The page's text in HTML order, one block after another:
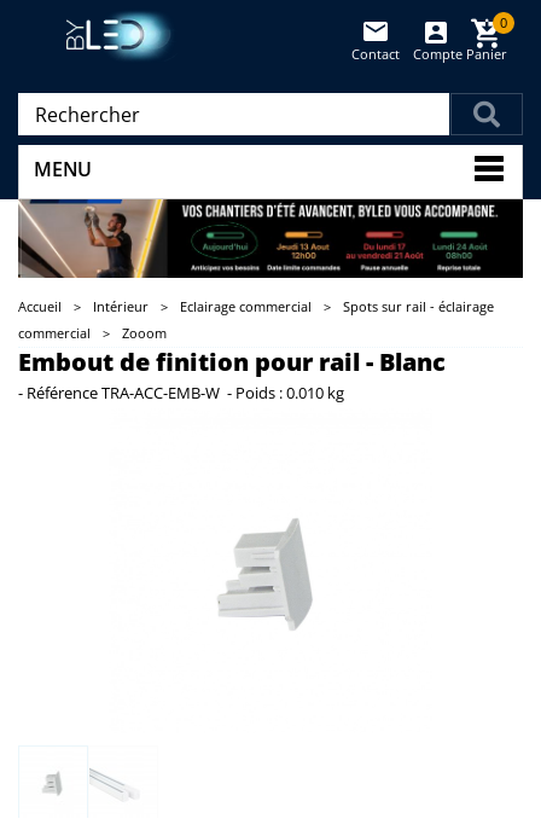
Panier
0
Compte
Contact
MENU
Accueil > Intérieur > Eclairage commercial >
Spots sur rail - éclairage
commercial
> Zooom
Embout de finition pour rail - Blanc
- RéférenceTRA-ACC-EMB-W - Poids :0.010 kg